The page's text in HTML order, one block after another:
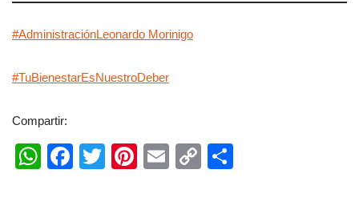
#AdministraciónLeonardo Morinigo
#TuBienestarEsNuestroDeber
Compartir:
W
F
T
Pi
E
C